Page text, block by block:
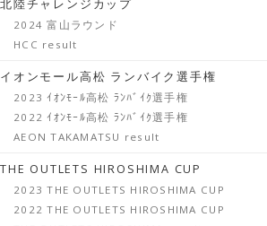
北陸チャレンジカップ
2024 富山ラウンド
HCC result
イオンモール高松 ランバイク選手権
2023 ｲｵﾝﾓｰﾙ高松 ﾗﾝﾊﾞｲｸ選手権
2022 ｲｵﾝﾓｰﾙ高松 ﾗﾝﾊﾞｲｸ選手権
AEON TAKAMATSU result
THE OUTLETS HIROSHIMA CUP
2023 THE OUTLETS HIROSHIMA CUP
2022 THE OUTLETS HIROSHIMA CUP